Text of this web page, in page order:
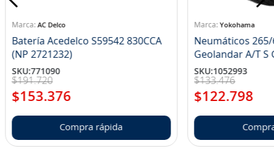
AC Delco
Batería Acedelco S59542 830CCA
(NP 2721232)
SKU:771090
$191.720
$153.376
Compra rápida
Yokohama
Neumáticos 265/
SKU:1052993
$133.476
$122.798